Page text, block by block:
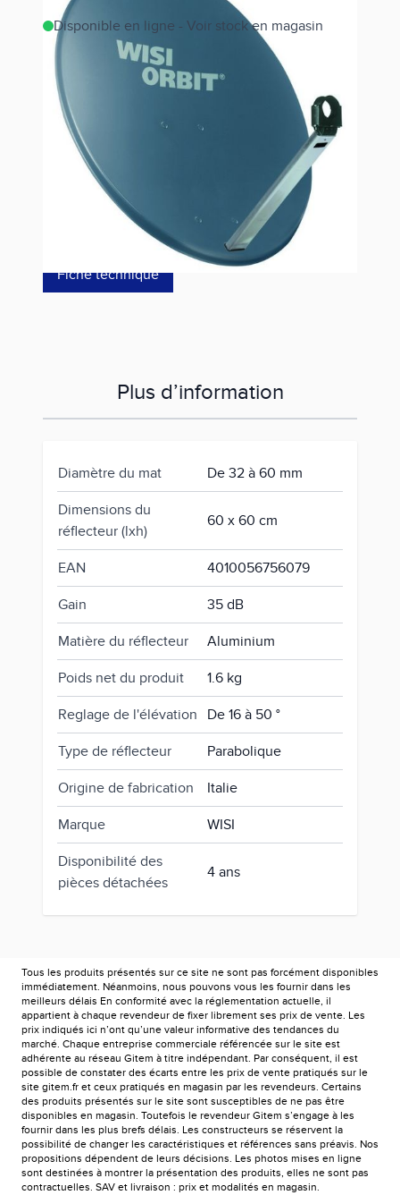
Disponible en ligne - Voir stock en magasin
Estimer les frais de port
Référence
64,00 €
dont éco-p 0,07 €
Fiche technique
Plus d’information
Diamètre du mat De 32 à 60 mm
Dimensions du
réflecteur (lxh)
60 x 60 cm
EAN 4010056756079
Gain 35 dB
Matière du réflecteur Aluminium
Poids net du produit 1.6 kg
Reglage de l'élévation De 16 à 50 °
Type de réflecteur Parabolique
Origine de fabrication Italie
Marque WISI
Disponibilité des
pièces détachées
4 ans
Tous les produits présentés sur ce site ne sont pas forcément disponibles
immédiatement. Néanmoins, nous pouvons vous les fournir dans les
meilleurs délais En conformité avec la réglementation actuelle, il
appartient à chaque revendeur de fixer librement ses prix de vente. Les
prix indiqués ici n’ont qu’une valeur informative des tendances du
marché. Chaque entreprise commerciale référencée sur le site est
adhérente au réseau Gitem à titre indépendant. Par conséquent, il est
possible de constater des écarts entre les prix de vente pratiqués sur le
site gitem.fr et ceux pratiqués en magasin par les revendeurs. Certains
des produits présentés sur le site sont susceptibles de ne pas être
disponibles en magasin. Toutefois le revendeur Gitem s’engage à les
fournir dans les plus brefs délais. Les constructeurs se réservent la
possibilité de changer les caractéristiques et références sans préavis. Nos
propositions dépendent de leurs décisions. Les photos mises en ligne
sont destinées à montrer la présentation des produits, elles ne sont pas
contractuelles. SAV et livraison : prix et modalités en magasin.